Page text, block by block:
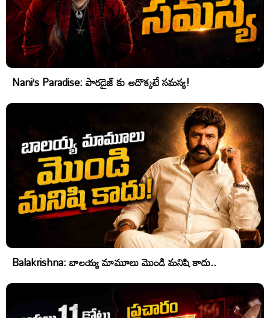
Nani’s Paradise: పారడైజ్ కు అదొక్కటే సమస్య!
Balakrishna: బాలయ్య మామూలు మొండి మనిషి కాదు..